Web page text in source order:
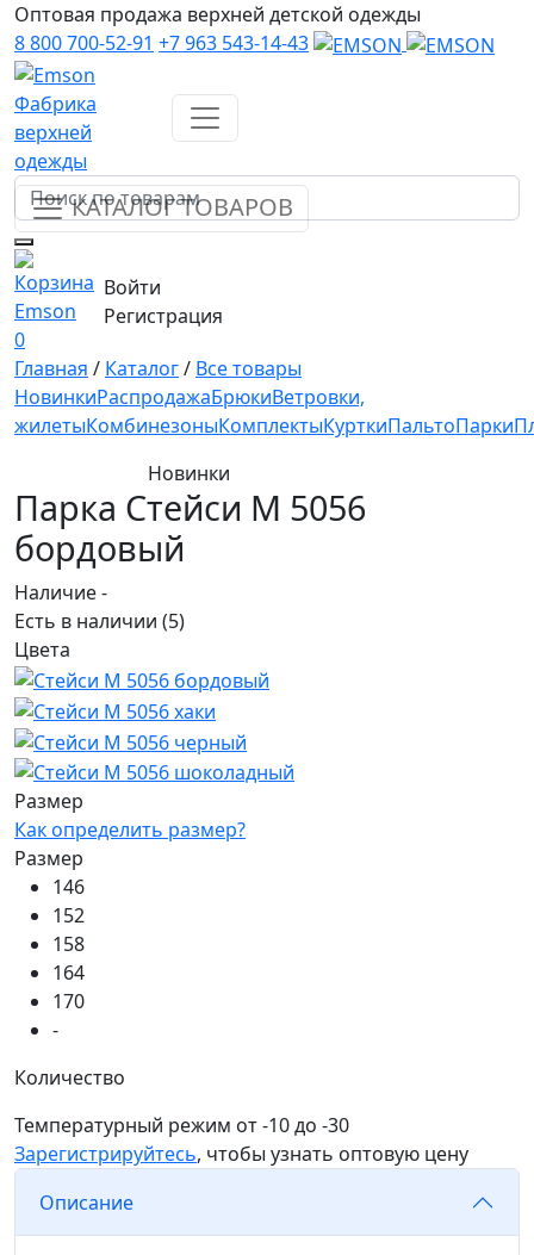
Оптовая продажа верхней детской одежды
8 800 700-52-91 +7 963 543-14-43
Фабрика
верхней
одежды
КАТАЛОГ ТОВАРОВ
0
Войти
Регистрация
Главная / Каталог/ Все товары
НовинкиРаспродажаБрюкиВетровки,
жилетыКомбинезоныКомплектыКурткиПальтоПарки
Новинки
Парка Стейси М 5056
бордовый
Наличие -
Есть в наличии (5)
Цвета
Размер
Как определить размер?
Размер
146
152
158
164
170
-
Количество
Температурный режим от -10 до -30
Зарегистрируйтесь, чтобы узнать оптовую цену
Описание